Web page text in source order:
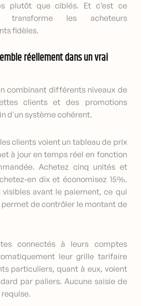
plutôt que ciblés. Et c’est ce
transforme les acheteurs
fidèles.
réellement dans un vrai
combinant différents niveaux de
clients et des promotions
d'un système cohérent.
clients voient un tableau de prix
à jour en temps réel en fonction
Achetez cinq unités et
en dix et économisez 15%.
visibles avant le paiement, ce qui
de contrôler le montant de
connectés à leurs comptes
leur grille tarifaire
particuliers, quant à eux, voient
par paliers. Aucune saisie de